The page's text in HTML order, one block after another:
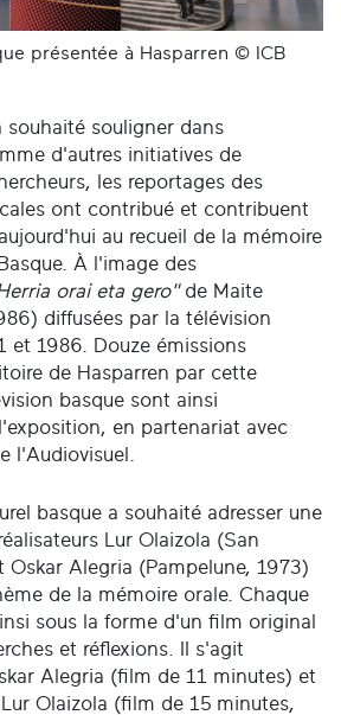
présentée à Hasparren © ICB
souhaité souligner dans
d'autres initiatives de
les reportages des
ont contribué et contribuent
au recueil de la mémoire
À l'image des
orai eta gero"de Maite
diffusées par la télévision
et 1986. Douze émissions
de Hasparren par cette
basque sont ainsi
en partenariat avec
l'Audiovisuel.
basque a souhaité adresser une
Lur Olaizola (San
Oskar Alegria (Pampelune, 1973)
de la mémoire orale. Chaque
sous la forme d'un film original
et réflexions. Il s'agit
Alegria (film de 11 minutes) et
Olaizola (film de 15 minutes,